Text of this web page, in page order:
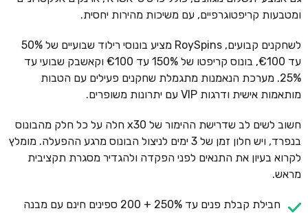
ומטבעות קריפטוגרפיים, עם משיכות מהירות יחסית.
לשחקנים קבועים, RoySpins מציע בונוסי רילוד שבועיים של 50%
עד €100, בונוס קריפטו של 150% עד €100 וקאשבק שבועי עד
25%. מערכת הנאמנות מתגמלת שחקנים פעילים עם הטבות
מותאמות אישית ודרגות VIP עם יתרונות משופרים.
חשוב לשים לב שדרישת ההימור של x30 חלה על כל חלק מהבונוס
בנפרד, ויש חלון זמן של 3 ימים לניצול הבונוס מרגע ההפעלה. מומלץ
לקרוא בעיון את התנאים לפני הפקדה ולהגדיר מסגרת תקציבית
מראש.
חבילת קבלת פנים עד 250% + 200 ספינים חינם עם מבנה